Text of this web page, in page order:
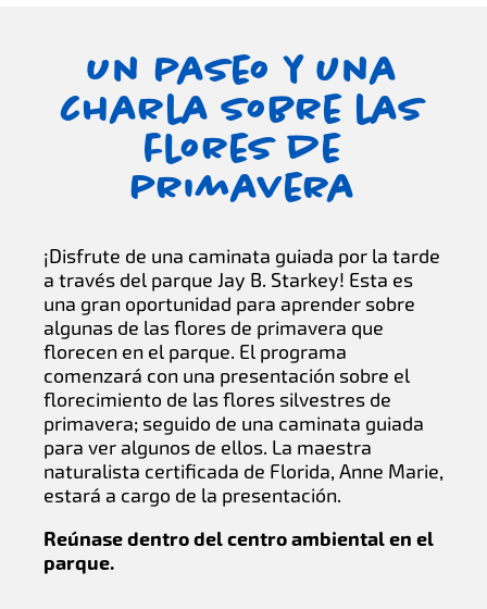
Un paseo y una
charla sobre las
flores de
primavera
¡Disfrute de una caminata guiada por la tarde
a través del parque Jay B. Starkey! Esta es
una gran oportunidad para aprender sobre
algunas de las flores de primavera que
florecen en el parque. El programa
comenzará con una presentación sobre el
florecimiento de las flores silvestres de
primavera; seguido de una caminata guiada
para ver algunos de ellos. La maestra
naturalista certificada de Florida, Anne Marie,
estará a cargo de la presentación.
Reúnase dentro del centro ambiental en el
parque.